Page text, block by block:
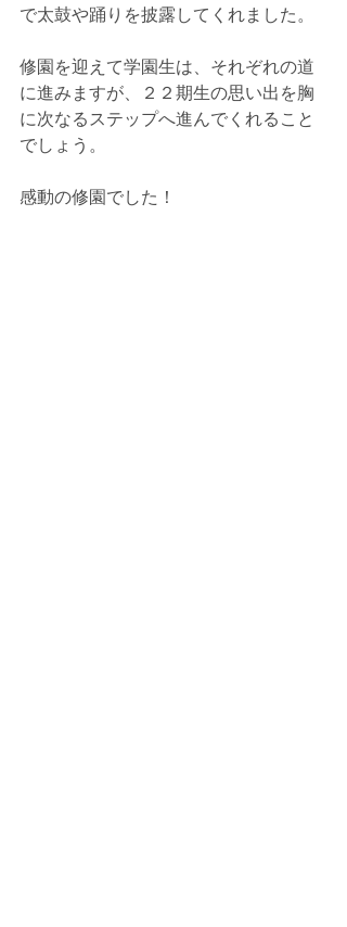
で太鼓や踊りを披露してくれました。
修園を迎えて学園生は、それぞれの道
に進みますが、２２期生の思い出を胸
に次なるステップへ進んでくれること
でしょう。
感動の修園でした！